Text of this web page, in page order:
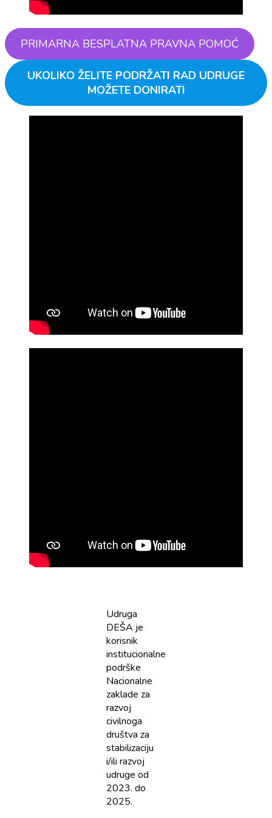
PRIMARNA BESPLATNA PRAVNA POMOĆ
UKOLIKO ŽELITE PODRŽATI RAD UDRUGE
MOŽETE DONIRATI
Udruga
DEŠA je
korisnik
institucionalne
podrške
Nacionalne
zaklade za
razvoj
civilnoga
društva za
stabilizaciju
i/ili razvoj
udruge od
2023. do
2025.